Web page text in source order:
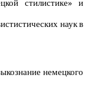
стилистике» и
наук в
немецкого